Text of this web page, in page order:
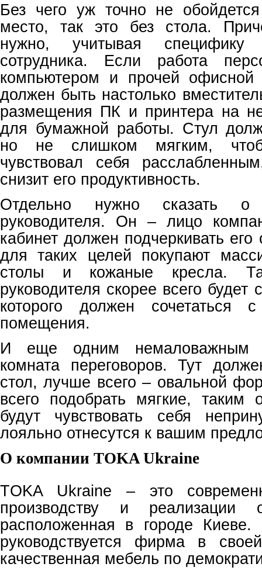
Без чего уж точно не
место, так это без стола.
нужно, учитывая специфику
сотрудника. Если работа
компьютером и прочей офисной
должен быть настолько
размещения ПК и принтера на
для бумажной работы. Стул
но не слишком мягким,
чувствовал себя
снизит его продуктивность.
Отдельно нужно сказать о
руководителя. Он – лицо
кабинет должен подчеркивать
для таких целей покупают
столы и кожаные кресла.
руководителя скорее всего
которого должен сочетаться
помещения.
И еще одним немаловажным
комната переговоров. Тут
стол, лучше всего – овальной
всего подобрать мягкие, таким
будут чувствовать себя
лояльно отнесутся к вашим
О компании TOKA Ukraine
TOKA Ukraine – это
производству и реализации
расположенная в городе
руководствуется фирма в
качественная мебель по